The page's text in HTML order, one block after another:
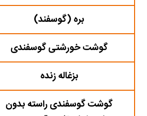
بره (گوسفند)
گوشت خورشتی گوسفندی
بزغاله زنده
گوشت گوسفندی راسته بدون